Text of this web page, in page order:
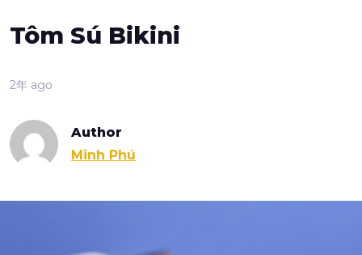
Tôm Sú Bikini
2年 ago
Author
Minh Phú